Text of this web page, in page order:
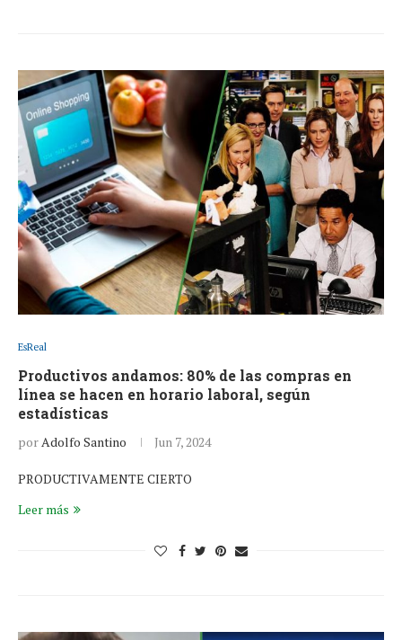
EsReal
Productivos andamos: 80% de las compras en
línea se hacen en horario laboral, según
estadísticas
porAdolfo Santino Jun 7, 2024
PRODUCTIVAMENTE CIERTO
Leer más